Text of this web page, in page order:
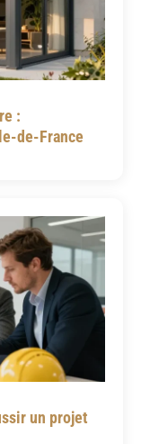
:
de-France
un projet